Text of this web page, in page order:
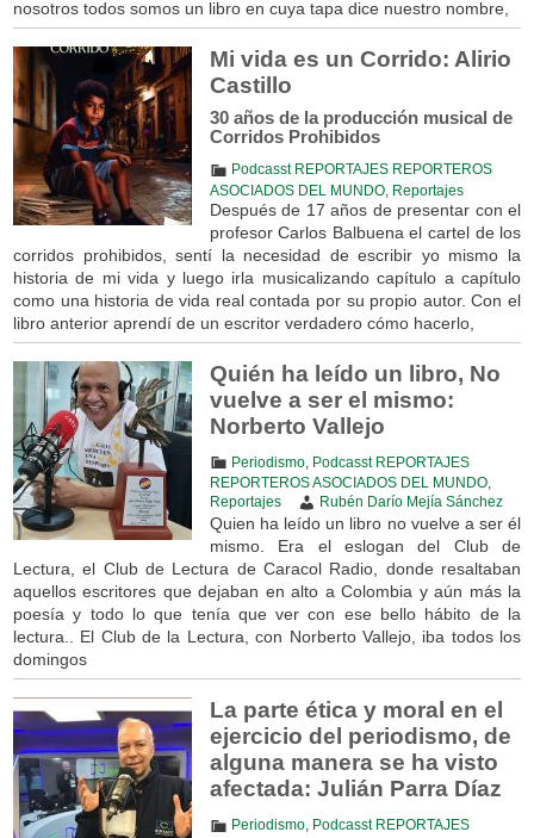
nosotros todos somos un libro en cuya tapa dice nuestro nombre,
Mi vida es un Corrido: Alirio
Castillo
30 años de la producción musical de
Corridos Prohibidos
Podcasst REPORTAJES REPORTEROS
ASOCIADOS DEL MUNDO, Reportajes
Después de 17 años de presentar con el
profesor Carlos Balbuena el cartel de los
corridos prohibidos, sentí la necesidad de escribir yo mismo la
historia de mi vida y luego irla musicalizando capítulo a capítulo
como una historia de vida real contada por su propio autor. Con el
libro anterior aprendí de un escritor verdadero cómo hacerlo,
Quién ha leído un libro, No
vuelve a ser el mismo:
Norberto Vallejo
Periodismo,
Podcasst REPORTAJES
REPORTEROS ASOCIADOS DEL MUNDO,
Reportajes
Rubén Darío Mejía Sánchez
Quien ha leído un libro no vuelve a ser él
mismo. Era el eslogan del Club de
Lectura, el Club de Lectura de Caracol Radio, donde resaltaban
aquellos escritores que dejaban en alto a Colombia y aún más la
poesía y todo lo que tenía que ver con ese bello hábito de la
lectura.. El Club de la Lectura, con Norberto Vallejo, iba todos los
domingos
La parte ética y moral en el
ejercicio del periodismo, de
alguna manera se ha visto
afectada: Julián Parra Díaz
Periodismo, Podcasst REPORTAJES